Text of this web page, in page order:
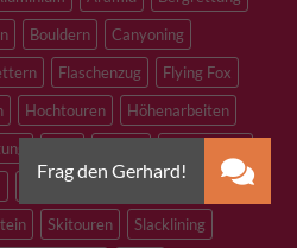
Bouldern
Canyoning
Flaschenzug
Flying Fox
Hochtouren
Höhenarbeiten
Skitouren
Slacklining